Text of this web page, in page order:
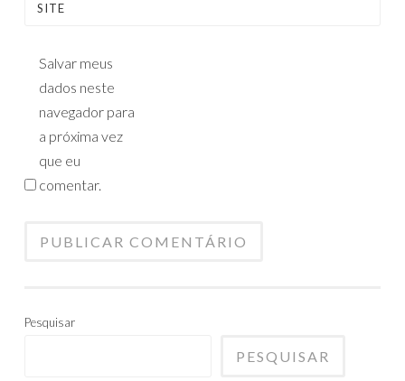
SITE
Salvar meus
dados neste
navegador para
a próxima vez
que eu
comentar.
Pesquisar
PESQUISAR